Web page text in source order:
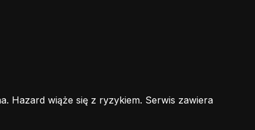
Hazard wiąże się z ryzykiem. Serwis zawiera